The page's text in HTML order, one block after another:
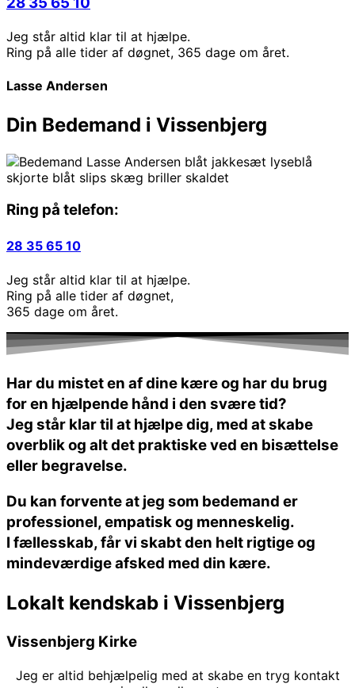
Jeg står altid klar til at hjælpe.
Ring på alle tider af døgnet, 365 dage om året.
Lasse Andersen
Din Bedemand i Vissenbjerg
Ring på telefon:
28 35 65 10
Jeg står altid klar til at hjælpe.
Ring på alle tider af døgnet,
365 dage om året.
Har du mistet en af dine kære og har du brug
for en hjælpende hånd i den svære tid?
Jeg står klar til at hjælpe dig, med at skabe
overblik og alt det praktiske ved en bisættelse
eller begravelse.
Du kan forvente at jeg som bedemand er
professionel,empatiskog menneskelig.
I fællesskab, får vi skabt den helt rigtige og
mindeværdige afsked med din kære.
Lokalt kendskab i Vissenbjerg
Vissenbjerg Kirke
Jeg er altid behjælpelig med at skabe en tryg kontakt